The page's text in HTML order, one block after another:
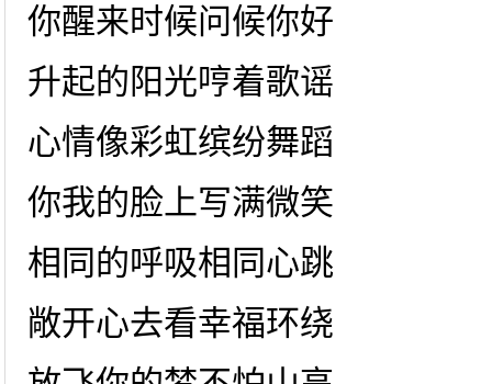
你醒来时候问候你好
升起的阳光哼着歌谣
心情像彩虹缤纷舞蹈
你我的脸上写满微笑
相同的呼吸相同心跳
敞开心去看幸福环绕